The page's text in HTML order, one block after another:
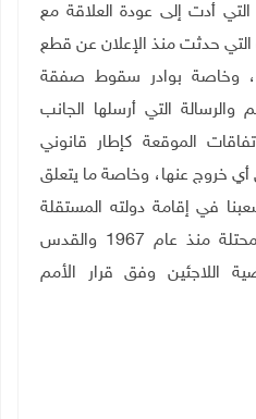
أدت إلى عودة العلاقة مع
التي حدثت منذ الإعلان عن قطع
بتاريخ (19/5/2020)، وخاصة بوادر سقوط صفقة
التي أرسلها الجانب
الموقعة كإطار قانوني
أي خروج عنها، وخاصة ما يتعلق
في إقامة دولته المستقلة
ذات السيادة على أراضيه المحتلة منذ عام 1967 والقدس
اللاجئين وفق قرار الأمم